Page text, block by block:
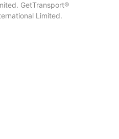
GetTransport®
Limited.